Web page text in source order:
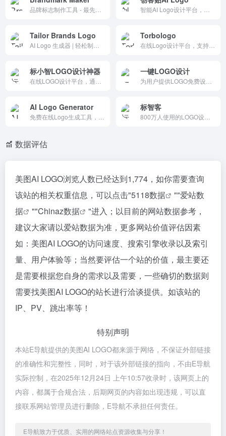
Tailor Brands Logo Torbologo
标小智LOGO设计神器 一键LOGO设计
AI Logo Generator 标智客
数据评估
美图AI LOGO浏览人数已经达到1,774，如你需要查询
该站的相关权重信息，可以点击"5118数据 ""爱站数
据
""Chinaz数据
"进入；以目前的网站数据参考，
建议大家请以爱站数据为准，更多网站价值评估因素
如：美图AI LOGO的访问速度、搜索引擎收录以及索引
量、用户体验等；当然要评估一个站的价值，最主要还
是需要根据您自身的需求以及需要，一些确切的数据则
需要找美图AI LOGO的站长进行洽谈提供。如该站的
IP、PV、跳出率等！
特别声明
本站E导航提供的美图AI LOGO都来源于网络，不保证外部链接
的准确性和完整性，同时，对于该外部链接的指向，不由E导航
实际控制，在2025年12月24日 上午10:57收录时，该网页上的
内容，都属于合规合法，后期网页的内容如出现违规，可以直
接联系网站管理员进行删除，E导航不承担任何责任。
E导航致力于优质、实用的网络站点资源收集与分享！